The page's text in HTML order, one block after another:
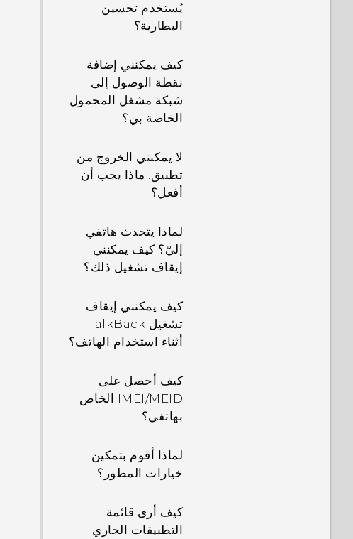
يُستخدم تحسين
البطارية؟
كيف يمكنني إضافة
نقطة الوصول إلى
شبكة مشغل المحمول
الخاصة بي؟
لا يمكنني الخروج من
تطبيق. ماذا يجب أن
أفعل؟
لماذا يتحدث هاتفي
إليّ؟ كيف يمكنني
إيقاف تشغيل ذلك؟
كيف يمكنني إيقاف
تشغيل TalkBack
أثناء استخدام الهاتف؟
كيف أحصل على
IMEI/MEID الخاص
بهاتفي؟
لماذا أقوم بتمكين
خيارات المطور؟
كيف أرى قائمة
التطبيقات الجاري